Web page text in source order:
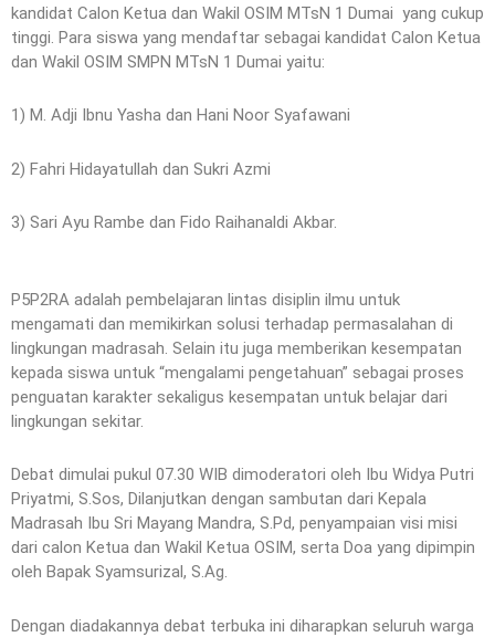
kandidat Calon Ketua dan Wakil OSIM MTsN 1 Dumai yang cukup
tinggi. Para siswa yang mendaftar sebagai kandidat Calon Ketua
dan Wakil OSIM SMPN MTsN 1 Dumai yaitu:
1) M. Adji Ibnu Yasha dan Hani Noor Syafawani
2) Fahri Hidayatullah dan Sukri Azmi
3) Sari Ayu Rambe dan Fido Raihanaldi Akbar.
P5P2RA adalah pembelajaran lintas disiplin ilmu untuk
mengamati dan memikirkan solusi terhadap permasalahan di
lingkungan madrasah. Selain itu juga memberikan kesempatan
kepada siswa untuk “mengalami pengetahuan” sebagai proses
penguatan karakter sekaligus kesempatan untuk belajar dari
lingkungan sekitar.
Debat dimulai pukul 07.30 WIB dimoderatori oleh Ibu Widya Putri
Priyatmi, S.Sos, Dilanjutkan dengan sambutan dari Kepala
Madrasah Ibu Sri Mayang Mandra, S.Pd, penyampaian visi misi
dari calon Ketua dan Wakil Ketua OSIM, serta Doa yang dipimpin
oleh Bapak Syamsurizal, S.Ag.
Dengan diadakannya debat terbuka ini diharapkan seluruh warga